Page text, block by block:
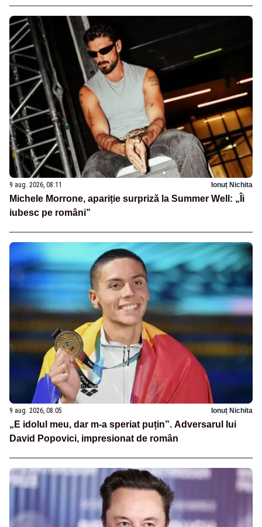
9 aug. 2026, 08:11 Ionuț Nichita
Michele Morrone, apariție surpriză la Summer Well: „Îi
iubesc pe români”
9 aug. 2026, 08:05 Ionuț Nichita
„E idolul meu, dar m-a speriat puțin”. Adversarul lui
David Popovici, impresionat de român